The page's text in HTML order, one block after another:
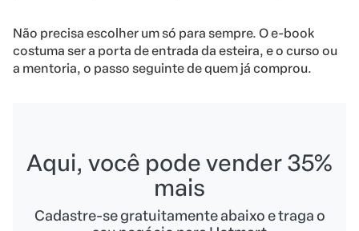
Não precisa escolher um só para sempre. O e-book
costuma ser a porta de entrada da esteira, e o curso ou
a mentoria, o passo seguinte de quem já comprou.
Aqui, você pode vender 35%
mais
Cadastre-se gratuitamente abaixo e traga o